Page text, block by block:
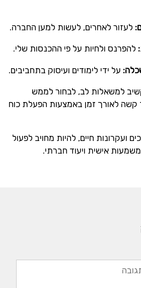
לעזור לאחרים, לעשות למען החברה.
להפרנס ולחיות על פי ההכנסות שלי.
על ידי לימודים ועיסוק בתחביבים.
למשאלות לב, לבחור לממש
קשה לאורך זמן באמצעות הפעלת כוח
ועקרונות חיים, להיות מחויב לפעול
אישית ויעוד חברתי.